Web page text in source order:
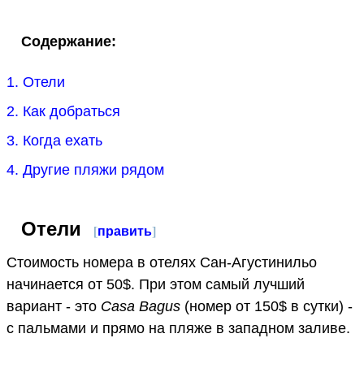
Содержание:
1. Отели
2. Как добраться
3. Когда ехать
4. Другие пляжи рядом
Отели [править]
Стоимость номера в отелях Сан-Агустинильо
начинается от 50$. При этом самый лучший
вариант - это Casa Bagus (номер от 150$ в сутки) -
с пальмами и прямо на пляже в западном заливе.